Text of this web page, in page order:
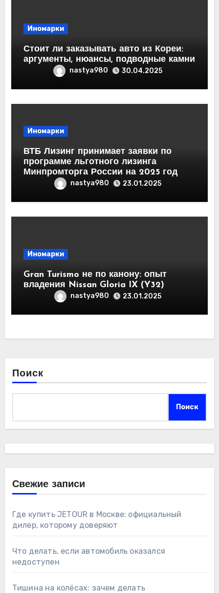
Иномарки
Стоит ли заказывать авто из Кореи:
аргументы, нюансы, подводные камни
nastya980 30.04.2025
Иномарки
ВТБ Лизинг принимает заявки по
программе льготного лизинга
Минпромторга России на 2025 год
nastya980 23.01.2025
Иномарки
Gran Turismo не по канону: опыт
владения Nissan Gloria IX (Y32)
nastya980 23.01.2025
Поиск
Поиск
Свежие записи
Где купить JETOUR в Москве: официальный
дилер, которому доверяют
Что делать, если автомобиль оказался
недоступен
Тишина на колёсах: зачем делать